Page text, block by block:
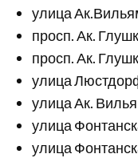
улица
просп. Ак.
просп. Ак.
улица
улица Ак.
улица
улица